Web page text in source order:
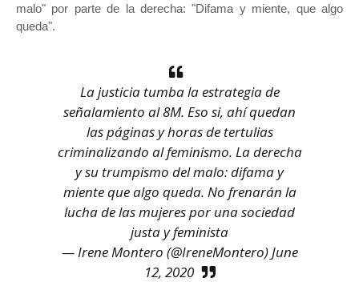
malo" por parte de la derecha: "Difama y miente, que algo
queda".
La justicia tumba la estrategia de
señalamiento al 8M. Eso si, ahí quedan
las páginas y horas de tertulias
criminalizando al feminismo. La derecha
y su trumpismo del malo: difama y
miente que algo queda. No frenarán la
lucha de las mujeres por una sociedad
justa y feminista
— Irene Montero (@IreneMontero) June
12, 2020